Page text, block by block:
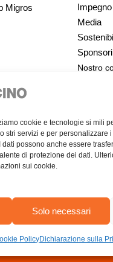
cookie e tecnologie si mili
stri servizi e per personalizzare
dati possono anche essere
di protezione dei dati.
sui cookie.
Solo necessari
PolicyDichiarazione sulla
Migros
Media
Nostro